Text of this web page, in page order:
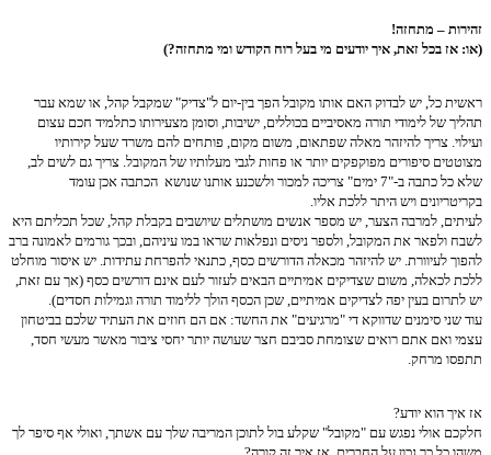
זהירות – מתחזה!
(או: אז בכל זאת, איך יודעים מי בעל רוח הקודש ומי מתחזה?)
ראשית כל, יש לבדוק האם אותו מקובל הפך בין-יום ל"צדיק" שמקבל קהל, או שמא עבר
תהליך של לימודי תורה מאסיביים בכוללים, ישיבות, וסומן מצעירותו כתלמיד חכם עצום
ועילוי. צריך להיזהר מאלה שפתאום, משום מקום, פותחים להם משרד שעל קירותיו
מצוטטים סיפורים מפוקפקים יותר או פחות לגבי מעלותיו של המקובל. צריך גם לשים לב,
שלא כל כתבה ב-"7 ימים" צריכה למכור ולשכנע אותנו שנושא הכתבה אכן עומד
בקריטריונים ויש היתר ללכת אליו.
לעיתים, למרבה הצער, יש מספר אנשים מושתלים שיושבים בקבלת קהל, שכל תכליתם היא
לשבח ולפאר את המקובל, ולספר ניסים ונפלאות שראו במו עיניהם, ובכך גורמים לאמונה ברב
להפוך לעיוורת. יש להיזהר מכאלה הדורשים כסף, כתנאי להפרחת עתידות. יש איסור מוחלט
ללכת לכאלה, משום שצדיקים אמיתיים הבאים לעזור לעם אינם דורשים כסף (אך עם זאת,
יש לתרום בעין יפה לצדיקים אמיתיים, שכן הכסף הולך ללימוד תורה וגמילות חסדים).
עוד שני סימנים שדווקא די "מרגיעים" את החשד: אם הם חוזים את העתיד שלכם בביטחון
עצמי ואם אתם רואים שצומחת סביבם חצר שעושה יותר יחסי ציבור מאשר מעשי חסד,
תתפסו מרחק.
אז איך הוא יודע?
חלקכם אולי נפגש עם "מקובל" שקלע בול לתוכן המריבה שלך עם אשתך, ואולי אף סיפר לך